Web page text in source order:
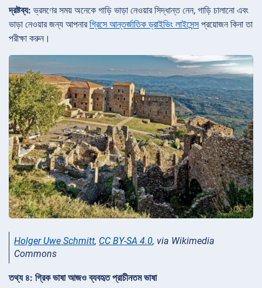
দ্রষ্টব্য: ভ্রমণের সময় অনেকে গাড়ি ভাড়া নেওয়ার সিদ্ধান্ত নেন, গাড়ি চালানো এবং
ভাড়া নেওয়ার জন্য আপনারগ্রিসে আন্তর্জাতিক ড্রাইভিং লাইসেন্সপ্রয়োজন কিনা তা
পরীক্ষা করুন।
Holger Uwe Schmitt, CC BY-SA 4.0, via Wikimedia
Commons
তথ্য ৪: গ্রিক ভাষা আজও ব্যবহৃত প্রাচীনতম ভাষা